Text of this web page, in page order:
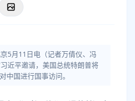
京5月11日电（记者万倩仪、冯
近平邀请，美国总统特朗普将
中国进行国事访问。